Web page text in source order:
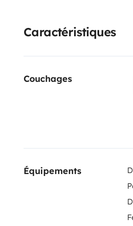
Bicycle rack › Propane gas
Caractéristiques
Couchages
Équipements